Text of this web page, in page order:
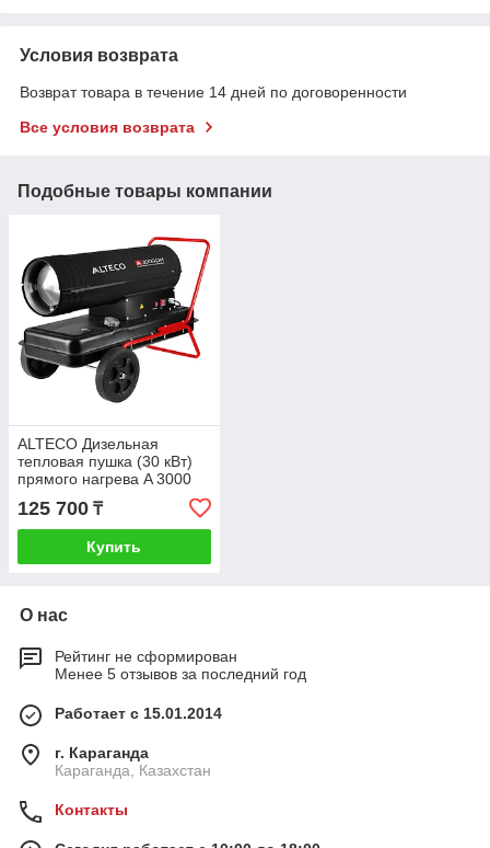
Условия возврата
Возврат товара в течение 14 дней по договоренности
Все условия возврата
Подобные товары компании
ALTECO Дизельная
тепловая пушка (30 кВт)
прямого нагрева A 3000
125 700 ₸
Купить
О нас
Рейтинг не сформирован
Менее 5 отзывов за последний год
Работает с 15.01.2014
г. Караганда
Караганда, Казахстан
Контакты